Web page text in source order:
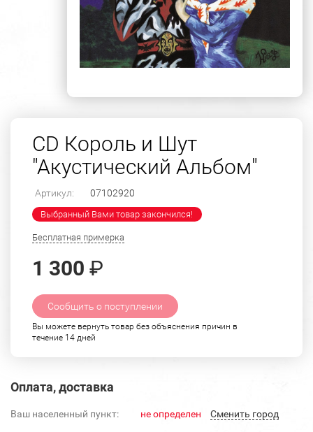
CD Король и Шут
"Акустический Альбом"
Артикул: 07102920
Выбранный Вами товар закончился!
Бесплатная примерка
1 300 ₽
Сообщить о поступлении
Вы можете вернуть товар без объяснения причин в
течение 14 дней
Оплата, доставка
Ваш населенный пункт: не определен Cменить город